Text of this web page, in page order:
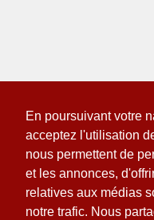
En poursuivant votre
acceptez l'utilisation
nous permettent de
et les annonces,
relatives aux médias
notre trafic. Nous